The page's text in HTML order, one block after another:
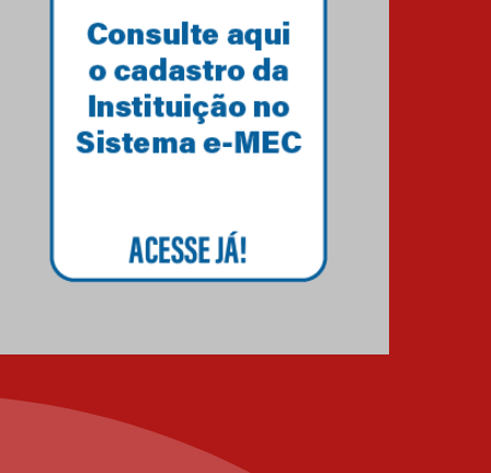
na educação dos filhos além
da escola
04.08.2026